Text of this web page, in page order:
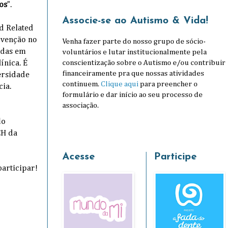
".
Related
no
em
É
da
Associe-se ao Autismo & Vida!
Venha fazer parte do nosso grupo de sócio-
voluntários e lutar institucionalmente pela
conscientização sobre o Autismo e/ou contribuir
financeiramente pra que nossas atividades
continuem. Clique aqui para preencher o
formulário e dar início ao seu processo de
associação.
Acesse Participe